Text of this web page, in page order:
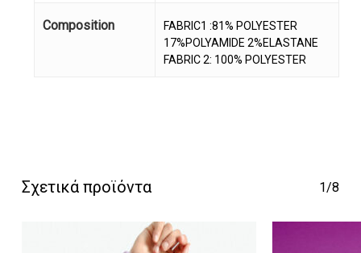
Composition
FABRIC1 :81% POLYESTER
17%POLYAMIDE 2%ELASTANE
FABRIC 2: 100% POLYESTER
Σχετικά προϊόντα 1/8